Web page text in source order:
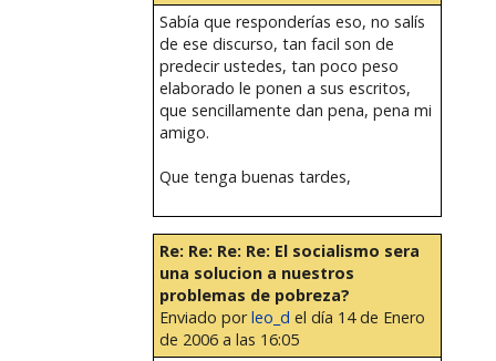
Sabía que responderías eso, no salís
de ese discurso, tan facil son de
predecir ustedes, tan poco peso
elaborado le ponen a sus escritos,
que sencillamente dan pena, pena mi
amigo.
Que tenga buenas tardes,
Re: Re: Re: Re: El socialismo sera
una solucion a nuestros
problemas de pobreza?
Enviado porleo_d el día 14 de Enero
de 2006 a las 16:05